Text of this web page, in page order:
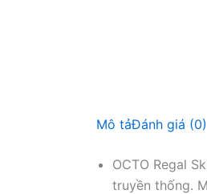
Mô tảĐánh giá (0)
OCTO Regal
truyền thống.